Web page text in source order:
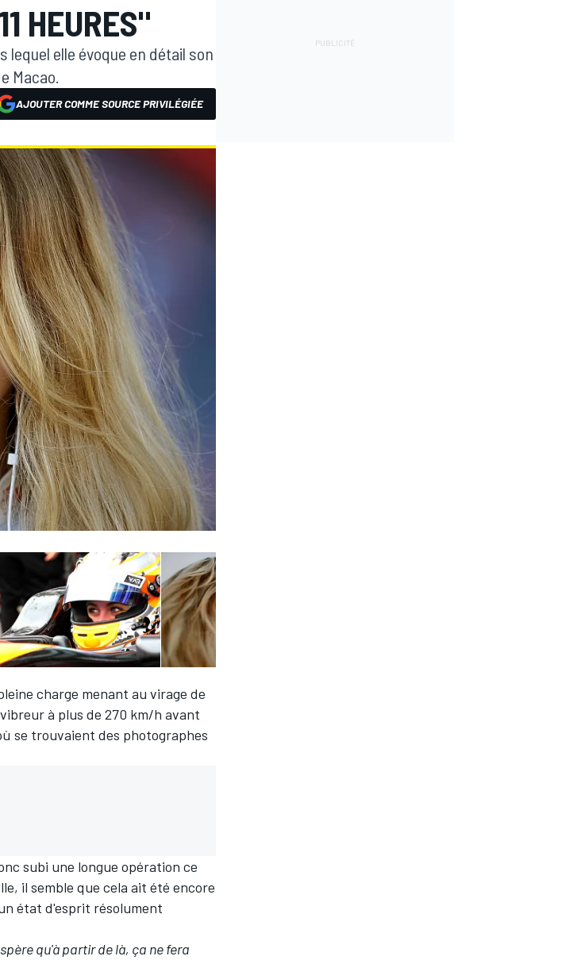
HEURES"
elle évoque en détail son
Macao.
AJOUTER COMME SOURCE PRIVILÉGIÉE
charge menant au virage de
à plus de 270 km/h avant
se trouvaient des photographes
subi une longue opération ce
il semble que cela ait été encore
état d'esprit résolument
qu'à partir de là, ça ne fera